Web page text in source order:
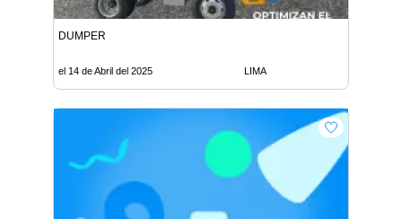
DUMPER
el 14 de Abril del 2025 LIMA